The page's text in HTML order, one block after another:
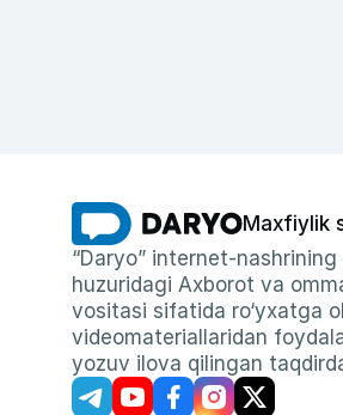
Maxfiylik
“Daryo” internet-
huzuridagi Axborot va
vositasi sifatida ro‘yxatga
videomateriallaridan
yozuv ilova qilingan taqdirda